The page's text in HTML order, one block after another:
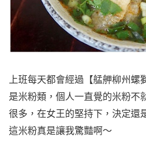
上班每天都會經過【艋舺柳州螺
是米粉類，個人一直覺的米粉不
很多，在女王的堅持下，決定還
這米粉真是讓我驚豔啊～